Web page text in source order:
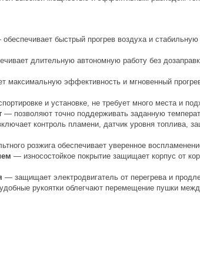
быстрый прогрев воздуха и
длительную автономную работу без
максимальную эффективность и мгновенный
и установке, не требует много места и
— позволяют точно поддерживать заданную
контроль пламени, датчик уровня топлива,
розжига обеспечивает уверенное
— износостойкое покрытие защищает корпус от
— защищает электродвигатель от перегрева и
рукоятки облегчают перемещение пушки